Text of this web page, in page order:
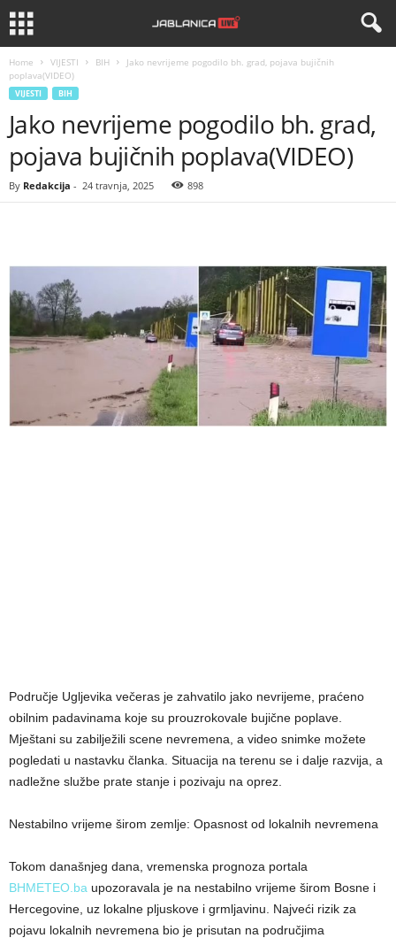
Home VIJESTI BIH
Jako nevrijeme pogodilo bh. grad, pojava bujičnih
poplava(VIDEO)
VIJESTI BIH
Jako nevrijeme pogodilo bh. grad,
pojava bujičnih poplava(VIDEO)
By Redakcija - 24 travnja, 2025 898
Područje Ugljevika večeras je zahvatilo jako nevrijeme, praćeno
obilnim padavinama koje su prouzrokovale bujične poplave.
Mještani su zabilježili scene nevremena, a video snimke možete
pogledati u nastavku članka. Situacija na terenu se i dalje razvija, a
nadležne službe prate stanje i pozivaju na oprez.
Nestabilno vrijeme širom zemlje: Opasnost od lokalnih nevremena
Tokom današnjeg dana, vremenska prognoza portala
BHMETEO.ba upozoravala je na nestabilno vrijeme širom Bosne i
Hercegovine, uz lokalne pljuskove i grmljavinu. Najveći rizik za
pojavu lokalnih nevremena bio je prisutan na područjima